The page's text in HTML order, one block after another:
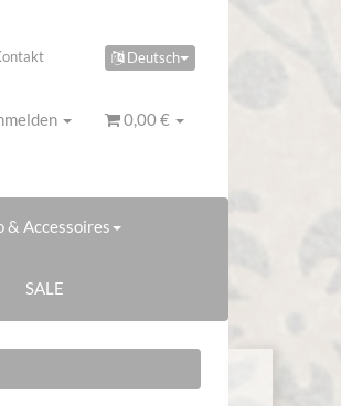
Deutsch
0,00 €
& Accessoires
SALE